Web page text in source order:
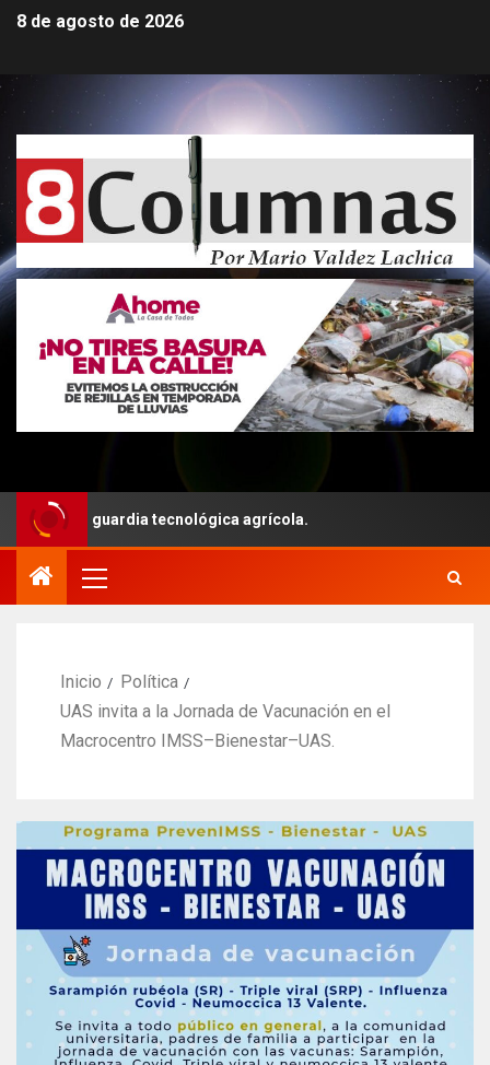
8 de agosto de 2026
vanguardia tecnológica agrícola.
Inicio
Política
UAS invita a la Jornada de Vacunación en el
Macrocentro IMSS–Bienestar–UAS.